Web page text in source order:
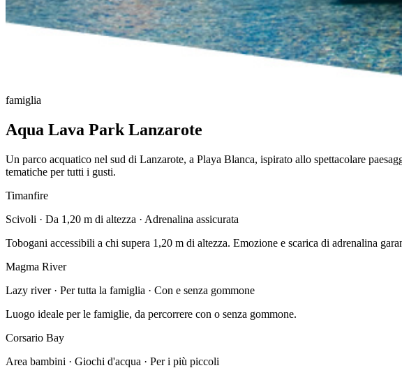
famiglia
Aqua Lava Park Lanzarote
Un parco acquatico nel sud di Lanzarote, a Playa Blanca, ispirato allo spettacolare
tematiche per tutti i gusti.
Timanfire
Scivoli · Da 1,20 m di altezza · Adrenalina assicurata
Tobogani accessibili a chi supera 1,20 m di altezza. Emozione e scarica di adrenalina
Magma River
Lazy river · Per tutta la famiglia · Con e senza gommone
Luogo ideale per le famiglie, da percorrere con o senza gommone.
Corsario Bay
Area bambini · Giochi d'acqua · Per i più piccoli